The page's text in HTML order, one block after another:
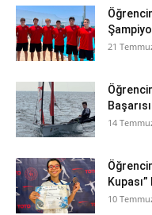
21
Başarısı
14
Kupası”
10